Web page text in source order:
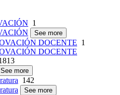
1
See more
DOCENTE 1
DOCENTE
See more
142
See more